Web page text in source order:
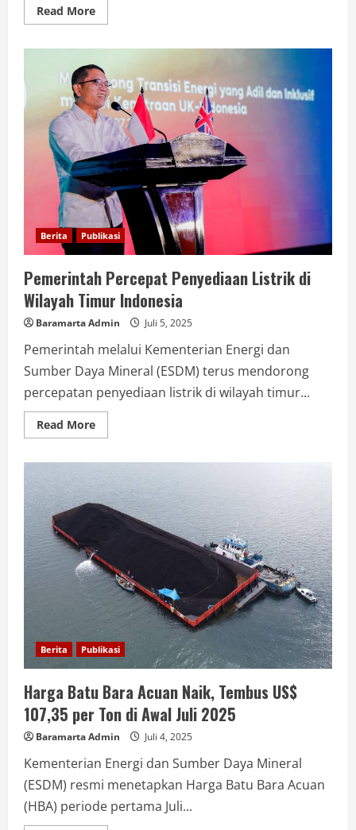
Read More
Berita Publikasi
Pemerintah Percepat Penyediaan Listrik di
Wilayah Timur Indonesia
Baramarta Admin Juli 5, 2025
Pemerintah melalui Kementerian Energi dan
Sumber Daya Mineral (ESDM) terus mendorong
percepatan penyediaan listrik di wilayah timur...
Read More
Berita Publikasi
Harga Batu Bara Acuan Naik, Tembus US$
107,35 per Ton di Awal Juli 2025
Baramarta Admin Juli 4, 2025
Kementerian Energi dan Sumber Daya Mineral
(ESDM) resmi menetapkan Harga Batu Bara Acuan
(HBA) periode pertama Juli...